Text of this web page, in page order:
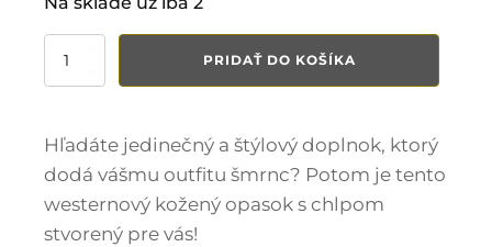
množstvo
s
D2
PRIDAŤ DO KOŠÍKA
Hľadáte jedinečný a štýlový doplnok, ktorý
dodá vášmu outfitu šmrnc? Potom je tento
westernový kožený opasok s chlpom
stvorený pre vás!